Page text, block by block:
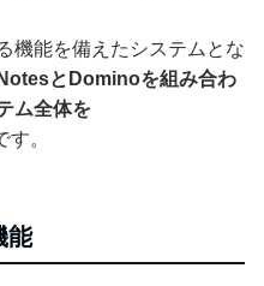
機能を備えたシステムとな
NotesとDominoを組み合わ
ム全体を
す。
能